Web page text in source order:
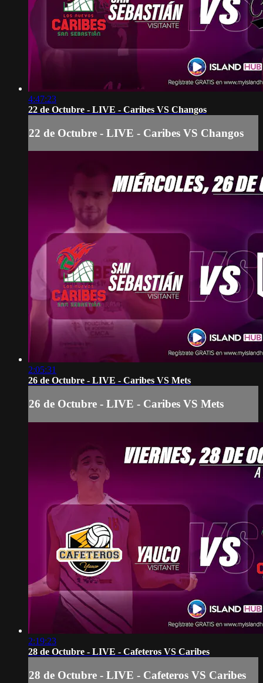
4:47:23
22 de Octubre - LIVE - Caribes VS Changos
22 de Octubre - LIVE - Caribes VS Changos
2:05:31
26 de Octubre - LIVE - Caribes VS Mets
26 de Octubre - LIVE - Caribes VS Mets
2:19:23
28 de Octubre - LIVE - Cafeteros VS Caribes
28 de Octubre - LIVE - Cafeteros VS Caribes